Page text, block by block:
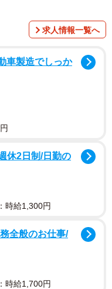
があった。求人情報一覧へ
車製造でしっか
休2日制/日勤の
時給1,300円
全般のお仕事/
時給1,700円